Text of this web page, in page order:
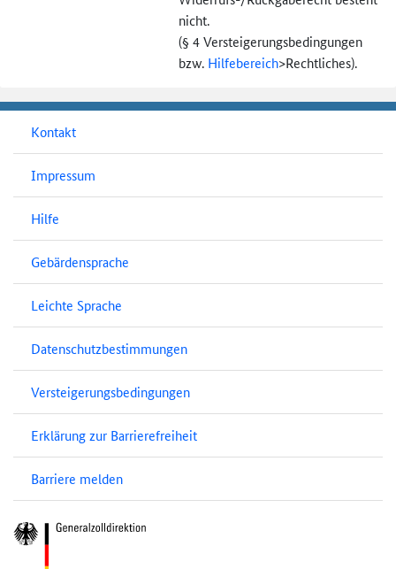
nicht.
(§ 4 Versteigerungs­bedingungen
bzw. Hilfebereich>Rechtliches).
Kontakt
Impressum
Hilfe
Gebärdensprache
Leichte Sprache
Datenschutzbestimmungen
Versteigerungsbedingungen
Erklärung zur Barrierefreiheit
Barriere melden